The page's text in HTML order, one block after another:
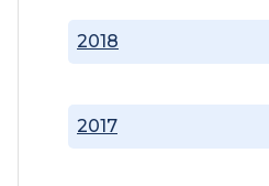
2017
2018